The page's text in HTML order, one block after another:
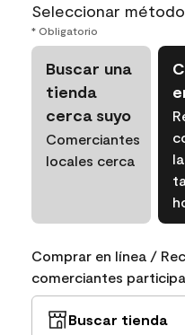
Seleccionar
* Obligatorio
Buscar una
tienda
cerca suyo
Comerciantes
locales cerca
Comprar en línea /
comerciantes
Buscar tienda